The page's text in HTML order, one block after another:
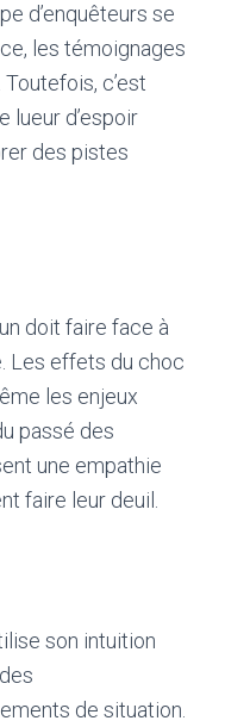
d’enquêteurs se
les témoignages
c’est
lueur d’espoir
des pistes
doit faire face à
Les effets du choc
les enjeux
passé des
une empathie
faire leur deuil.
son intuition
de situation.